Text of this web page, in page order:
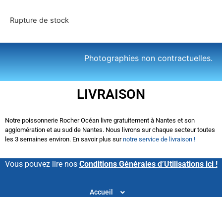
Rupture de stock
Photographies non contractuelles.
LIVRAISON
Notre poissonnerie Rocher Océan livre gratuitement à Nantes et son
agglomération et au sud de Nantes. Nous livrons sur chaque secteur toutes
les 3 semaines environ. En savoir plus surnotre service de livraison !
Vous pouvez lire nos Conditions Générales d’Utilisations ici !
Accueil